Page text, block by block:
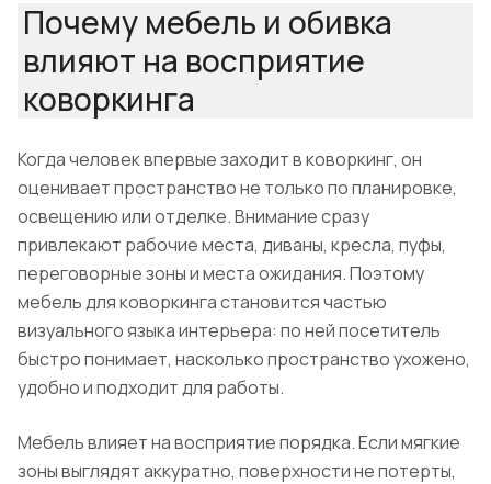
Почему мебель и обивка
влияют на восприятие
коворкинга
Когда человек впервые заходит в коворкинг, он
оценивает пространство не только по планировке,
освещению или отделке. Внимание сразу
привлекают рабочие места, диваны, кресла, пуфы,
переговорные зоны и места ожидания. Поэтому
мебель для коворкинга становится частью
визуального языка интерьера: по ней посетитель
быстро понимает, насколько пространство ухожено,
удобно и подходит для работы.
Мебель влияет на восприятие порядка. Если мягкие
зоны выглядят аккуратно, поверхности не потерты,